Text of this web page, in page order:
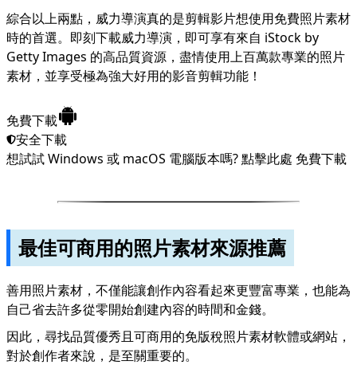
綜合以上兩點，威力導演真的是剪輯影片想使用免費照片素材
時的首選。即刻下載威力導演，即可享有來自 iStock by
Getty Images 的高品質資源，盡情使用上百萬款專業的照片
素材，並享受極為強大好用的影音剪輯功能！
免費下載
安全下載
想試試 Windows 或 macOS 電腦版本嗎?點擊此處 免費下載
最佳可商用的照片素材來源推薦
善用照片素材，不僅能讓創作內容看起來更豐富專業，也能為
自己省去許多從零開始創建內容的時間和金錢。
因此，尋找品質優秀且可商用的免版稅照片素材軟體或網站，
對於創作者來說，是至關重要的。